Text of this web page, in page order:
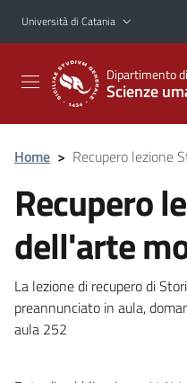
Vai al contenuto principale
Vai al menu di navigazione
Università di Catania
Dipartimento di
Scienze
Home > Recupero lezione
Recupero
dell'arte
La lezione di recupero di
preannunciato in aula,
aula 252